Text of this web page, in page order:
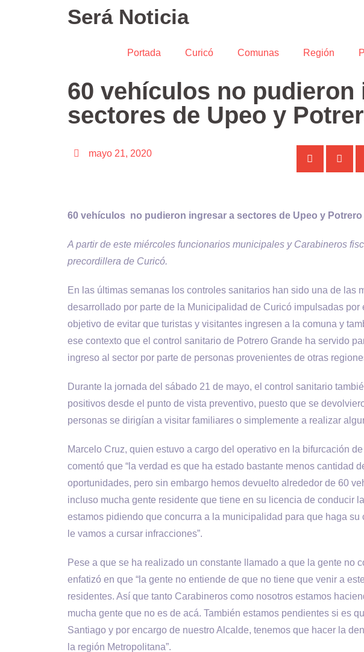
Será Noticia
Portada Curicó Comunas Región
60 vehículos no pudieron
sectores de Upeo y
mayo 21, 2020
60 vehículos no pudieron ingresar a sectores de Upeo y Potrero
A partir de este miércoles funcionarios municipales y Carabineros
precordillera de Curicó.
En las últimas semanas los controles sanitarios han sido una de las
desarrollado por parte de la Municipalidad de Curicó impulsadas por
objetivo de evitar que turistas y visitantes ingresen a la comuna y
ese contexto que el control sanitario de Potrero Grande ha servido
ingreso al sector por parte de personas provenientes de otras
Durante la jornada del sábado 21 de mayo, el control sanitario
positivos desde el punto de vista preventivo, puesto que se
personas se dirigían a visitar familiares o simplemente a realizar
Marcelo Cruz, quien estuvo a cargo del operativo en la bifurcación
comentó que “la verdad es que ha estado bastante menos cantidad
oportunidades, pero sin embargo hemos devuelto alrededor de 60
incluso mucha gente residente que tiene en su licencia de conducir
estamos pidiendo que concurra a la municipalidad para que haga
le vamos a cursar infracciones”.
Pese a que se ha realizado un constante llamado a que la gente no
enfatizó en que “la gente no entiende de que no tiene que venir a
residentes. Así que tanto Carabineros como nosotros estamos
mucha gente que no es de acá. También estamos pendientes si es
Santiago y por encargo de nuestro Alcalde, tenemos que hacer la
la región Metropolitana”.